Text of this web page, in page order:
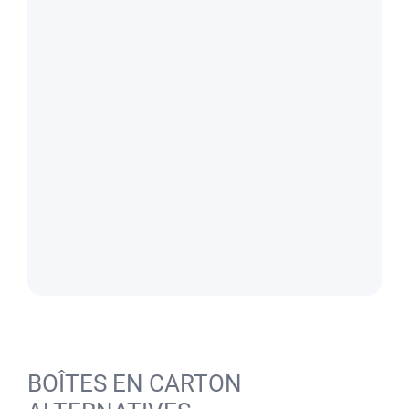
BOÎTES EN CARTON